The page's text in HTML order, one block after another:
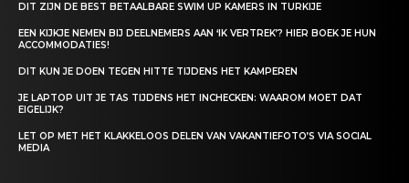
DIT ZIJN DE BEST BETAALBARE SWIM UP KAMERS IN TURKIJE
EEN KIJKJE NEMEN BIJ DEELNEMERS AAN ‘IK VERTREK’? HIER BOEK JE HUN
ACCOMMODATIES!
DIT KUN JE DOEN TEGEN HITTE TIJDENS HET KAMPEREN
JE LAPTOP UIT JE TAS TIJDENS HET INCHECKEN: WAAROM MOET DAT
EIGELIJK?
LET OP MET HET KLAKKELOOS DELEN VAN VAKANTIEFOTO’S VIA SOCIAL
MEDIA